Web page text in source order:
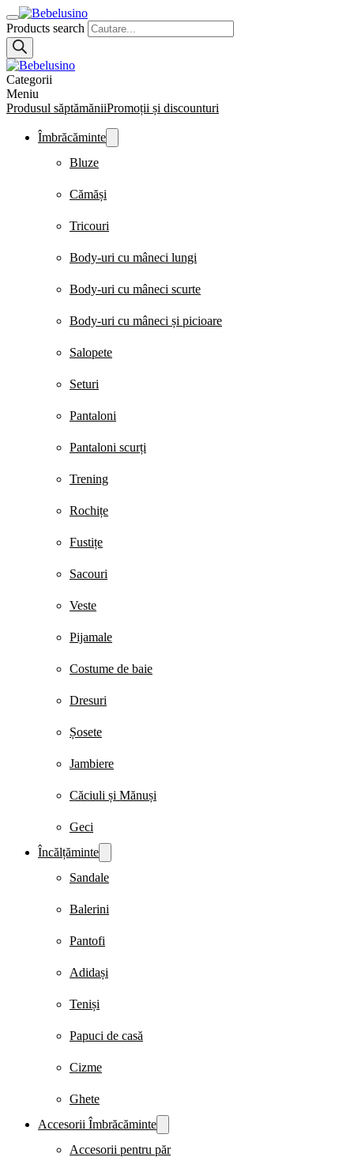
Products search
Categorii
Meniu
Produsul săptămăniiPromoții și discounturi
Îmbrăcăminte
Bluze
Cămăși
Tricouri
Body-uri cu mâneci lungi
Body-uri cu mâneci scurte
Body-uri cu mâneci și picioare
Salopete
Seturi
Pantaloni
Pantaloni scurți
Trening
Rochițe
Fustițe
Sacouri
Veste
Pijamale
Costume de baie
Dresuri
Șosete
Jambiere
Căciuli și Mănuși
Geci
Încălțăminte
Sandale
Balerini
Pantofi
Adidași
Teniși
Papuci de casă
Cizme
Ghete
Accesorii Îmbrăcăminte
Accesorii pentru păr